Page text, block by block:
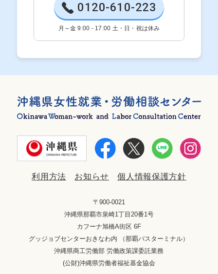
0120-610-223
月～金 9:00 - 17:00 土・日・祝は休み
利用方法 お知らせ 個人情報保護方針
〒900-0021
沖縄県那覇市泉崎1丁目20番1号
カフーナ旭橋A街区 6F
グッジョブセンターおきなわ内 （那覇バスターミナル）
沖縄県商工労働部 労働政策課委託業務
(公財)沖縄県労働者福祉基金協会